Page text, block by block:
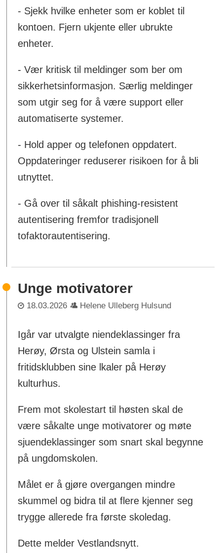
- Sjekk hvilke enheter som er koblet til
kontoen. Fjern ukjente eller ubrukte
enheter.
- Vær kritisk til meldinger som ber om
sikkerhetsinformasjon. Særlig meldinger
som utgir seg for å være support eller
automatiserte systemer.
- Hold apper og telefonen oppdatert.
Oppdateringer reduserer risikoen for å bli
utnyttet.
- Gå over til såkalt phishing-resistent
autentisering fremfor tradisjonell
tofaktorautentisering.
Unge motivatorer
18.03.2026 Helene Ulleberg Hulsund
Igår var utvalgte niendeklassinger fra
Herøy, Ørsta og Ulstein samla i
fritidsklubben sine lkaler på Herøy
kulturhus.
Frem mot skolestart til høsten skal de
være såkalte unge motivatorer og møte
sjuendeklassinger som snart skal begynne
på ungdomskolen.
Målet er å gjøre overgangen mindre
skummel og bidra til at flere kjenner seg
trygge allerede fra første skoledag.
Dette melder Vestlandsnytt.